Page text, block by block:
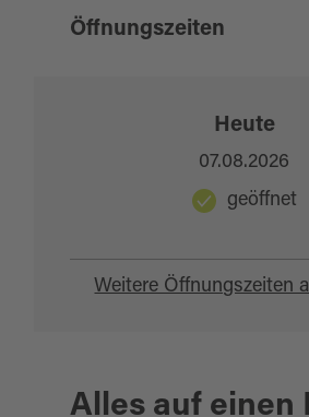
Region zu bewerben.
Öffnungszeiten
Weitere Öffnungszeiten
Heute
07.08.2026
geöffnet
Alles auf einen